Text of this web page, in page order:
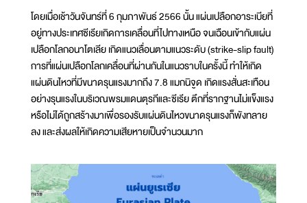
โดยเมื่อเช้าวันจันทร์ที่ 6 กุมภาพันธ์ 2566 นั้น แผ่นเปลือกอาระเบียที่
อยู่ทางประเทศซีเรียเกิดการเคลื่อนที่ไปทางเหนือ จนเฉือนเข้ากับแผ่น
เปลือกโลกอนาโตเลีย เกิดแนวเลื่อนตามแนวระดับ (strike-slip fault)
การที่แผ่นเปลือกโลกเคลื่อนที่ผ่านกันในแนวราบในครั้งนี้ ทำให้เกิด
แผ่นดินไหวที่มีขนาดรุนแรงมากถึง 7.8 แมกนิจูด เกิดแรงสั่นสะเทือน
อย่างรุนแรงในบริเวณพรมแดนตุรกีและซีเรีย ตึกที่รากฐานไม่แข็งแรง
หรือไม่ได้ถูกสร้างมาเพื่อรองรับแผ่นดินไหวขนาดรุนแรงก็พังทลาย
ลง และส่งผลให้เกิดความเสียหายเป็นจำนวนมาก